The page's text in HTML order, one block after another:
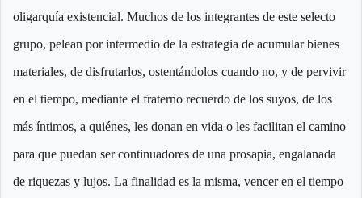
oligarquía existencial. Muchos de los integrantes de este selecto
grupo, pelean por intermedio de la estrategia de acumular bienes
materiales, de disfrutarlos, ostentándolos cuando no, y de pervivir
en el tiempo, mediante el fraterno recuerdo de los suyos, de los
más íntimos, a quiénes, les donan en vida o les facilitan el camino
para que puedan ser continuadores de una prosapia, engalanada
de riquezas y lujos. La finalidad es la misma, vencer en el tiempo